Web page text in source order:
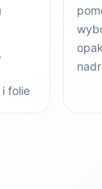
folie